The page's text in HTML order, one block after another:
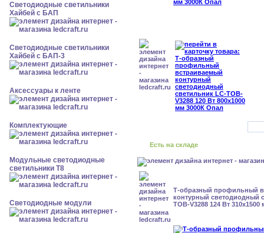
Светодиодные светильники
Хайбей с БАП
Светодиодные светильники
Хайбей с БАП-3
Аксессуары к ленте
Комплектующие
Модульные светодиодные
светильники Т8
Светодиодные модули
Есть на складе
Т-образный профильный
контурный светодиодный
TOB-V3288 124 Вт